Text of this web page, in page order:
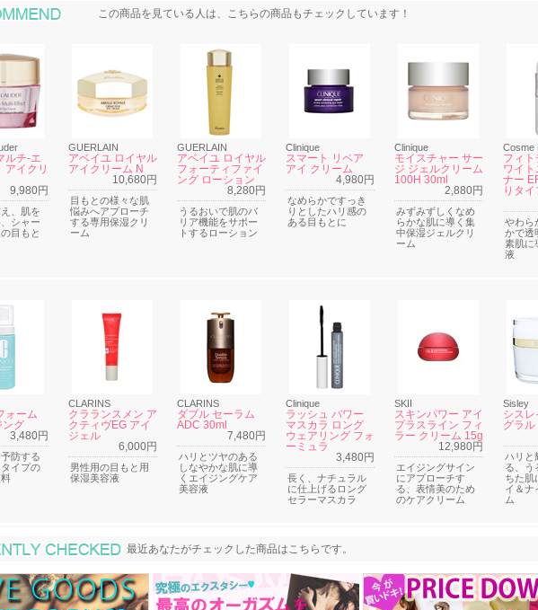
おすすめ商品
この商品を見ている人は、こちらの商品もチェックしています！
ルチ-エ
アイクリ
9,980円
、肌を
シャー
目もと
GUERLAIN
アベイユ ロイヤル
アイクリーム N
10,680円
目もとの様々な肌
悩みへアプローチ
する専用保湿クリ
ーム
GUERLAIN
アベイユ ロイヤル
フォーティファイ
ング ローション
8,280円
うるおいで肌のバ
リア機能をサポー
トするローション
Clinique
スマート リペア
アイ クリーム
4,980円
なめらかですっき
りとしたハリ感の
ある目もとに
Clinique
モイスチャー サー
ジ ジェルクリーム
100H 30ml
2,880円
みずみずしくなめ
らかな肌に導く集
中保湿ジェルクリ
ーム
Cosme
フィト
ワイト
ナー
りタイ
やわら
かで透
素肌に
液
ォーム
ング
3,480円
防する
イプの
CLARINS
クラランスメン ア
クティヴEG アイ
ジェル
6,000円
男性用の目もと用
保湿美容液
CLARINS
ダブル セーラム
ADC 30ml
7,480円
ハリとツヤのある
しなやかな肌に導
くエイジングケア
美容液
Clinique
ラッシュ パワー
マスカラ ロング
ウェアリング フォ
ーミュラ
3,480円
長く、ナチュラル
に仕上げるロング
セラーマスカラ
SKII
スキンパワー アイ
プラスライン フィ
ラー クリーム 15g
12,980円
エイジングサイン
にアプローチす
る、表情美のため
のケアクリーム
Sisley
シスレ
グラル
ハリと
る、う
ちた肌
イ＆ナ
ム
最近あなたがチェックした商品
最近あなたがチェックした商品はこちらです。